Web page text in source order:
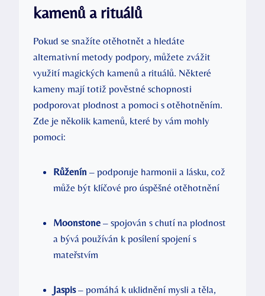
kamenů a rituálů
Pokud se snažíte otěhotnět a hledáte
alternativní metody podpory, můžete zvážit
využití magických kamenů a rituálů. Některé
kameny mají totiž pověstné schopnosti
podporovat plodnost a pomoci s otěhotněním.
Zde je několik kamenů, které by vám mohly
pomoci:
Růženín – podporuje harmonii a lásku, což
může být klíčové pro úspěšné otěhotnění
Moonstone – spojován s chutí na plodnost
a bývá používán k posílení spojení s
mateřstvím
Jaspis– pomáhá k uklidnění mysli a těla,